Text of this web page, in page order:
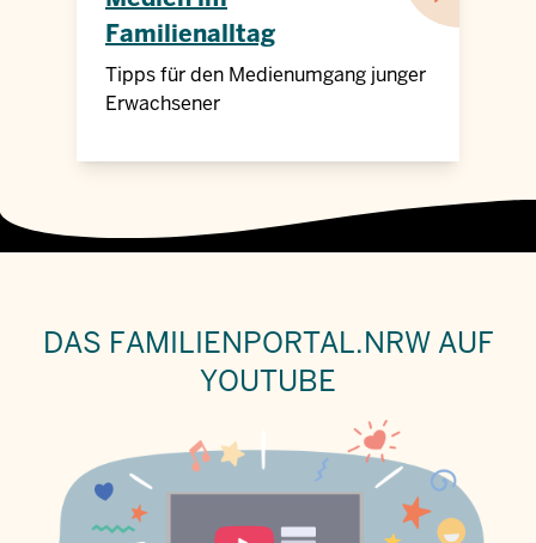
Familienalltag
Tipps für den Medienumgang junger
Erwachsener
DAS FAMILIENPORTAL.NRW AUF
YOUTUBE